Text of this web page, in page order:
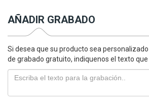
AÑADIR GRABADO
Si desea que su producto sea
de grabado gratuito, indiquenos el texto que